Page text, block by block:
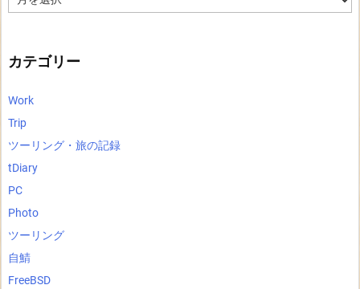
ー
カテゴリー
Work
Trip
ツーリング・旅の記録
tDiary
PC
Photo
ツーリング
自鯖
FreeBSD